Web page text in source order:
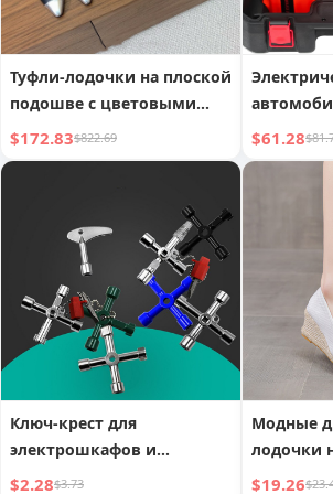
Туфли-лодочки на плоской
подошве с цветовыми
сочетаниями в стиле
ретро, однотонные
$172.83$822.69
тонн /
$61.28
Ключ-крест для
электрошкафов и
автомобильных лифтов
$2.28$3.73
Модные
лодочки
вырезом
$19.26